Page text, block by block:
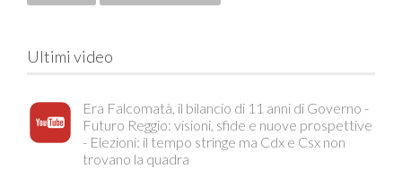
Ultimi video
Era Falcomatà, il bilancio di 11 anni di Governo -
Futuro Reggio: visioni, sfide e nuove prospettive
- Elezioni: il tempo stringe ma Cdx e Csx non
trovano la quadra